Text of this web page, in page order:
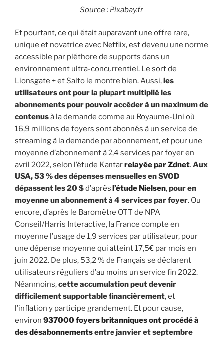
Source : Pixabay.fr
Et pourtant, ce qui était auparavant une offre rare,
unique et novatrice avec Netflix, est devenu une norme
accessible par pléthore de supports dans un
environnement ultra-concurrentiel. Le sort de
Lionsgate + et Salto le montre bien. Aussi,les
utilisateurs ont pour la plupart multiplié les
abonnements pour pouvoir accéder à un maximum de
contenusà la demande comme au Royaume-Uni où
16,9 millions de foyers sont abonnés à un service de
streaming à la demande par abonnement, et pour une
moyenne d’abonnement à 2,4 services par foyer en
avril 2022, selon l’étude Kantarrelayée par Zdnet.Aux
USA, 53 % des dépenses mensuelles en SVOD
dépassent les 20 $d’après l’étude Nielsen,pour en
moyenne un abonnement à 4 services par foyer. Ou
encore,d’après le Baromètre OTT de NPA
Conseil/Harris Interactive, la France compte en
moyenne l’usage de 1,9 services par utilisateur, pour
une dépense moyenne qui atteint 17,5€ par mois en
juin 2022. De plus, 53,2 % de Français se déclarent
utilisateurs réguliers d’au moins un service fin 2022.
Néanmoins,cette accumulation peut devenir
difficilement supportable financièrement, et
l’inflation y participe grandement. Et pour cause,
environ 937000 foyers britanniques ont procédé à
des désabonnementsentre janvier et septembre